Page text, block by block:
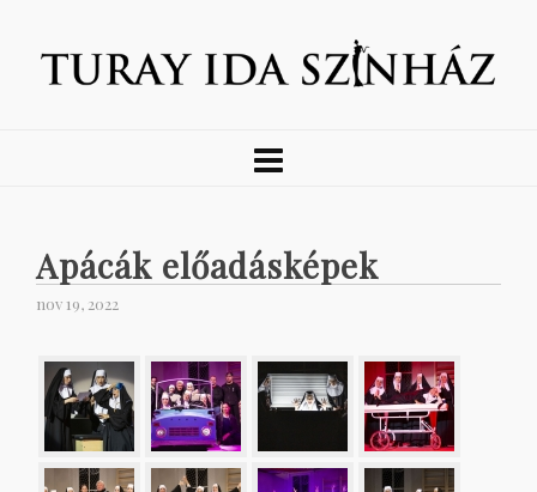
Apácák előadásképek
nov 19, 2022